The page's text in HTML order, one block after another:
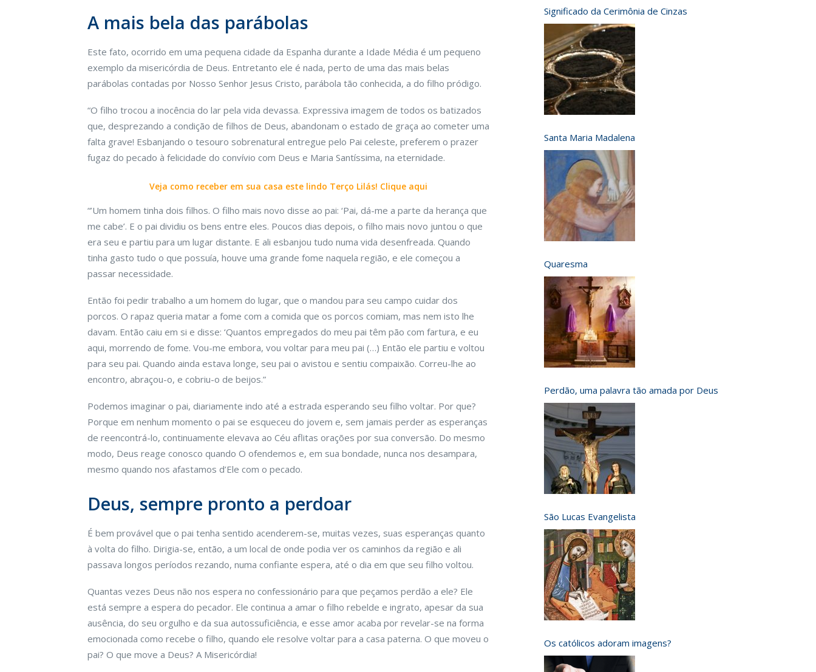
A mais bela das parábolas
Este fato, ocorrido em uma pequena cidade da Espanha durante a Idade Média é um pequeno
exemplo da misericórdia de Deus. Entretanto ele é nada, perto de uma das mais belas
parábolas contadas por Nosso Senhor Jesus Cristo, parábola tão conhecida, a do filho pródigo.
“O filho trocou a inocência do lar pela vida devassa. Expressiva imagem de todos os batizados
que, desprezando a condição de filhos de Deus, abandonam o estado de graça ao cometer uma
falta grave! Esbanjando o tesouro sobrenatural entregue pelo Pai celeste, preferem o prazer
fugaz do pecado à felicidade do convívio com Deus e Maria Santíssima, na eternidade.
Veja como receber em sua casa este lindo Terço Lilás! Clique aqui
“’Um homem tinha dois filhos. O filho mais novo disse ao pai: ‘Pai, dá-me a parte da herança que
me cabe’. E o pai dividiu os bens entre eles. Poucos dias depois, o filho mais novo juntou o que
era seu e partiu para um lugar distante. E ali esbanjou tudo numa vida desenfreada. Quando
tinha gasto tudo o que possuía, houve uma grande fome naquela região, e ele começou a
passar necessidade.
Então foi pedir trabalho a um homem do lugar, que o mandou para seu campo cuidar dos
porcos. O rapaz queria matar a fome com a comida que os porcos comiam, mas nem isto lhe
davam. Então caiu em si e disse: ‘Quantos empregados do meu pai têm pão com fartura, e eu
aqui, morrendo de fome. Vou-me embora, vou voltar para meu pai (…) Então ele partiu e voltou
para seu pai. Quando ainda estava longe, seu pai o avistou e sentiu compaixão. Correu-lhe ao
encontro, abraçou-o, e cobriu-o de beijos.”
Podemos imaginar o pai, diariamente indo até a estrada esperando seu filho voltar. Por que?
Porque em nenhum momento o pai se esqueceu do jovem e, sem jamais perder as esperanças
de reencontrá-lo, continuamente elevava ao Céu aflitas orações por sua conversão. Do mesmo
modo, Deus reage conosco quando O ofendemos e, em sua bondade, nunca nos desampara,
mesmo quando nos afastamos d’Ele com o pecado.
Deus, sempre pronto a perdoar
É bem provável que o pai tenha sentido acenderem-se, muitas vezes, suas esperanças quanto
à volta do filho. Dirigia-se, então, a um local de onde podia ver os caminhos da região e ali
passava longos períodos rezando, numa confiante espera, até o dia em que seu filho voltou.
Quantas vezes Deus não nos espera no confessionário para que peçamos perdão a ele? Ele
está sempre a espera do pecador. Ele continua a amar o filho rebelde e ingrato, apesar da sua
ausência, do seu orgulho e da sua autossuficiência, e esse amor acaba por revelar-se na forma
emocionada como recebe o filho, quando ele resolve voltar para a casa paterna. O que moveu o
pai? O que move a Deus? A Misericórdia!
Significado da Cerimônia de Cinzas
Santa Maria Madalena
Quaresma
Perdão, uma palavra tão amada por Deus
São Lucas Evangelista
Os católicos adoram imagens?